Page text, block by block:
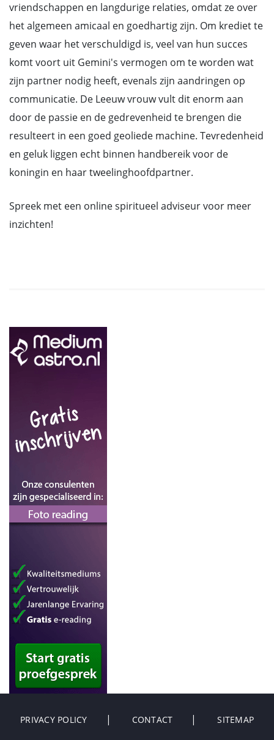
vriendschappen en langdurige relaties, omdat ze over
het algemeen amicaal en goedhartig zijn. Om krediet te
geven waar het verschuldigd is, veel van hun succes
komt voort uit Gemini's vermogen om te worden wat
zijn partner nodig heeft, evenals zijn aandringen op
communicatie. De Leeuw vrouw vult dit enorm aan
door de passie en de gedrevenheid te brengen die
resulteert in een goed geoliede machine. Tevredenheid
en geluk liggen echt binnen handbereik voor de
koningin en haar tweelinghoofdpartner.
Spreek met een online spiritueel adviseur voor meer
inzichten!
PRIVACY POLICY CONTACT SITEMAP